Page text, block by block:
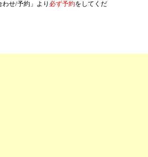
わせ/予約」より必ず予約